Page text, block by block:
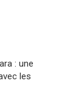
: une
les